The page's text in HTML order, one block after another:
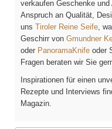
verkaufen Geschenke
Anspruch an Qualität,
uns Tiroler Reine Seife ,
Geschirr von Gmundner
oder PanoramaKnife oder
Fragen beraten wir Sie
Inspirationen für einen
Rezepte und Interviews
Magazin.